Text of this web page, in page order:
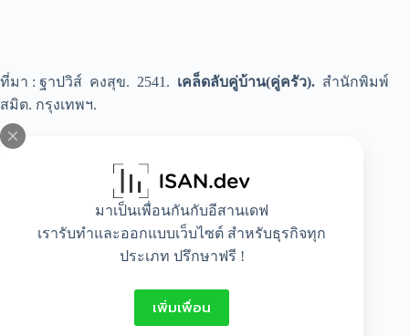
มาเป็นเพื่อนกันกับอีสานเดฟ
เรารับทำและออกแบบเว็บไซต์ สำหรับธุรกิจทุก
ประเภท ปรึกษาฟรี !
เพิ่มเพื่อน
ที่มา : ฐาปวิส์ คงสุข. 2541. เคล็ดลับคู่บ้าน(คู่ครัว). สำนักพิมพ์
สมิต. กรุงเทพฯ.